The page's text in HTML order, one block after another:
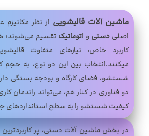
ماشین آلات قالیشویی از نظر مکانیزم
اصلیدستی و اتوماتیک تقسیم می‌شوند؛
کاربرد خاص، نیازهای متفاوت
میکنند.انتخاب بین این دو نوع، به حجم
شستشو، فضای کارگاه و بودجه بستگی
دو فناوری در کنار هم، می‌تواند راندمان
کیفیت شستشو را به سطح استانداردهای
در بخش ماشین آلات دستی، پر